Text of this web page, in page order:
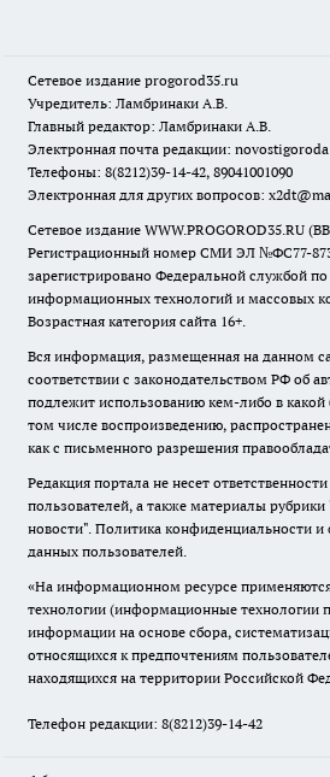
Сетевое издание progorod35.ru
Учредитель: Ламбринаки А.В.
Главный редактор: Ламбринаки А.В.
Электронная почта редакции:
Телефоны: 8(8212)39-14-42, 89041001090
Электронная для других вопросов:
Сетевое издание WWW.PROGOROD35.RU
Регистрационный номер СМИ ЭЛ №ФС77-
зарегистрировано Федеральной службой
информационных технологий и массовых
Возрастная категория сайта 16+.
Вся информация, размещенная на данном
соответствии с законодательством РФ об
подлежит использованию кем-либо в
том числе воспроизведению,
как с письменного разрешения
Редакция портала не несет
пользователей, а также материалы
новости". Политика конфиденциальности и
данных пользователей.
«На информационном ресурсе
технологии (информационные технологии
информации на основе сбора,
относящихся к предпочтениям
находящихся на территории Российской
Телефон редакции: 8(8212)39-14-42